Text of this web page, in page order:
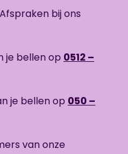
bij ons
je bellen op 0512 –
je bellen op 050 –
van onze